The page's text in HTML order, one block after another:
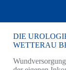
DIE
WETTERAU